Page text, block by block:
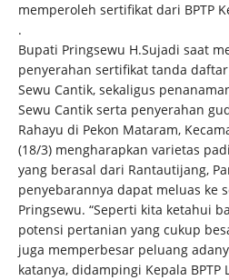
memperoleh sertifikat dari BPTP
.
Bupati Pringsewu H.Sujadi saat
penyerahan sertifikat tanda
Sewu Cantik, sekaligus
Sewu Cantik serta penyerahan
Rahayu di Pekon Mataram,
(18/3) mengharapkan varietas
yang berasal dari Rantautijang,
penyebarannya dapat meluas ke
Pringsewu. “Seperti kita ketahui
potensi pertanian yang cukup
juga memperbesar peluang
katanya, didampingi Kepala BPTP